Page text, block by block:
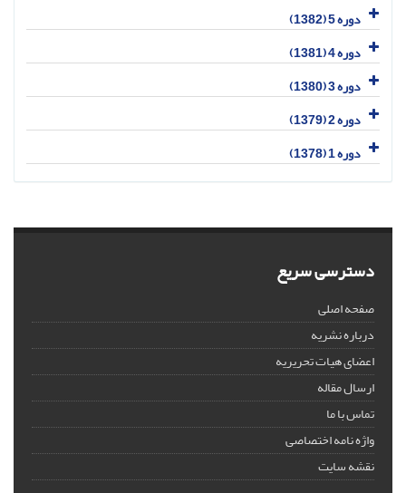
دوره 5 (1382)
دوره 4 (1381)
دوره 3 (1380)
دوره 2 (1379)
دوره 1 (1378)
دسترسی سریع
صفحه اصلی
درباره نشریه
اعضای هیات تحریریه
ارسال مقاله
تماس با ما
واژه نامه اختصاصی
نقشه سایت